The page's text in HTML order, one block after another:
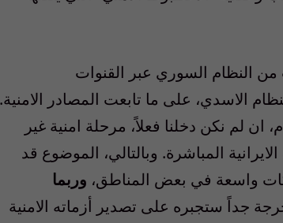
النظام السوري عبر القنوات
الاسدي، على ما تابعت المصادر الامنية.
لم نكن دخلنا فعلاً، مرحلة امنية غير
المباشرة. وبالتالي، الموضوع قد
واسعة في بعض المناطق، وربما
جداً ستجبره على تصدير أزماته الامنية